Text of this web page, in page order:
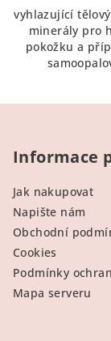
vyhlazující
minerály pro
pokožku a
Informace
Jak nakupovat
Napište nám
Obchodní
Cookies
Podmínky
Mapa serveru